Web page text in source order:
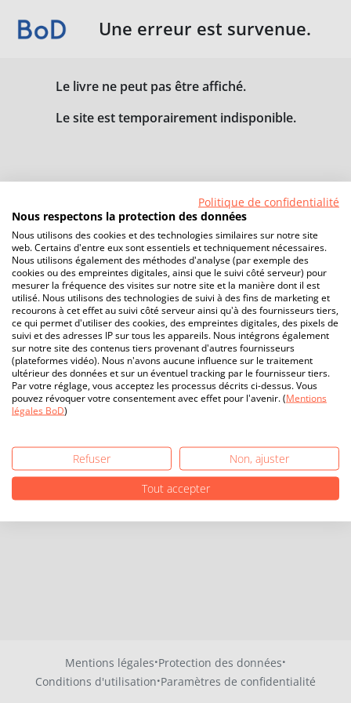
Une erreur est survenue.
Le livre ne peut pas être affiché.
Le site est temporairement indisponible.
Mentions légales·Protection des données·
Conditions d'utilisation·Paramètres de confidentialité
Politique de confidentialité
Nous respectons la protection des données
Nous utilisons des cookies et des technologies similaires sur notre site
web. Certains d'entre eux sont essentiels et techniquement nécessaires.
Nous utilisons également des méthodes d'analyse (par exemple des
cookies ou des empreintes digitales, ainsi que le suivi côté serveur) pour
mesurer la fréquence des visites sur notre site et la manière dont il est
utilisé. Nous utilisons des technologies de suivi à des fins de marketing et
recourons à cet effet au suivi côté serveur ainsi qu'à des fournisseurs tiers,
ce qui permet d'utiliser des cookies, des empreintes digitales, des pixels de
suivi et des adresses IP sur tous les appareils. Nous intégrons également
sur notre site des contenus tiers provenant d'autres fournisseurs
(plateformes vidéo). Nous n'avons aucune influence sur le traitement
ultérieur des données et sur un éventuel tracking par le fournisseur tiers.
Par votre réglage, vous acceptez les processus décrits ci-dessus. Vous
pouvez révoquer votre consentement avec effet pour l'avenir. (Mentions
légales BoD)
Refuser
Non, ajuster
Tout accepter